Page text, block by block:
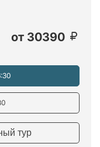
от 30390
тур